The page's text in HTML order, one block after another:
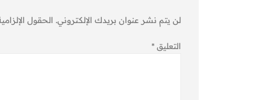
لن يتم نشر عنوان بريدك الإلكتروني. الحقول
التعليق *